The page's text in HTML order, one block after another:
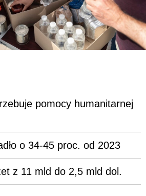
pomocy humanitarnej
o 34-45 proc. od 2023
z 11 mld do 2,5 mld dol.